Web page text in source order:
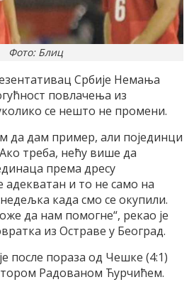
Фото: Блиц
Србије Немања
повлачења из
се нешто не промени.
да дам пример, али појединци
треба, нећу више да
према дресу
адекватан и то не само на
када смо се окупили.
да нам помогне“, рекао је
из Остраве у Београд.
после пораза од Чешке (4:1)
Радованом Ћурчићем.